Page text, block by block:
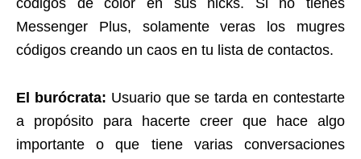
códigos de color en sus nicks. Si no tienes
Messenger Plus, solamente veras los mugres
códigos creando un caos en tu lista de contactos.
El burócrata: Usuario que se tarda en contestarte
a propósito para hacerte creer que hace algo
importante o que tiene varias conversaciones